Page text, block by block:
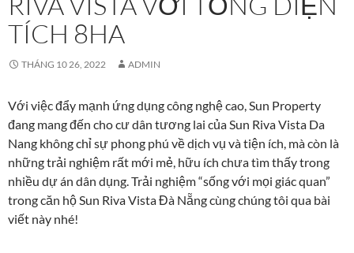
TÍCH 8HA
THÁNG 10 26, 2022 ADMIN
Với việc đẩy mạnh ứng dụng công nghệ cao, Sun Property
đang mang đến cho cư dân tương lai của Sun Riva Vista Da
Nang không chỉ sự phong phú về dịch vụ và tiện ích, mà còn là
những trải nghiệm rất mới mẻ, hữu ích chưa tìm thấy trong
nhiều dự án dân dụng. Trải nghiệm “sống với mọi giác quan”
trong căn hộ Sun Riva Vista Đà Nẵng cùng chúng tôi qua bài
viết này nhé!